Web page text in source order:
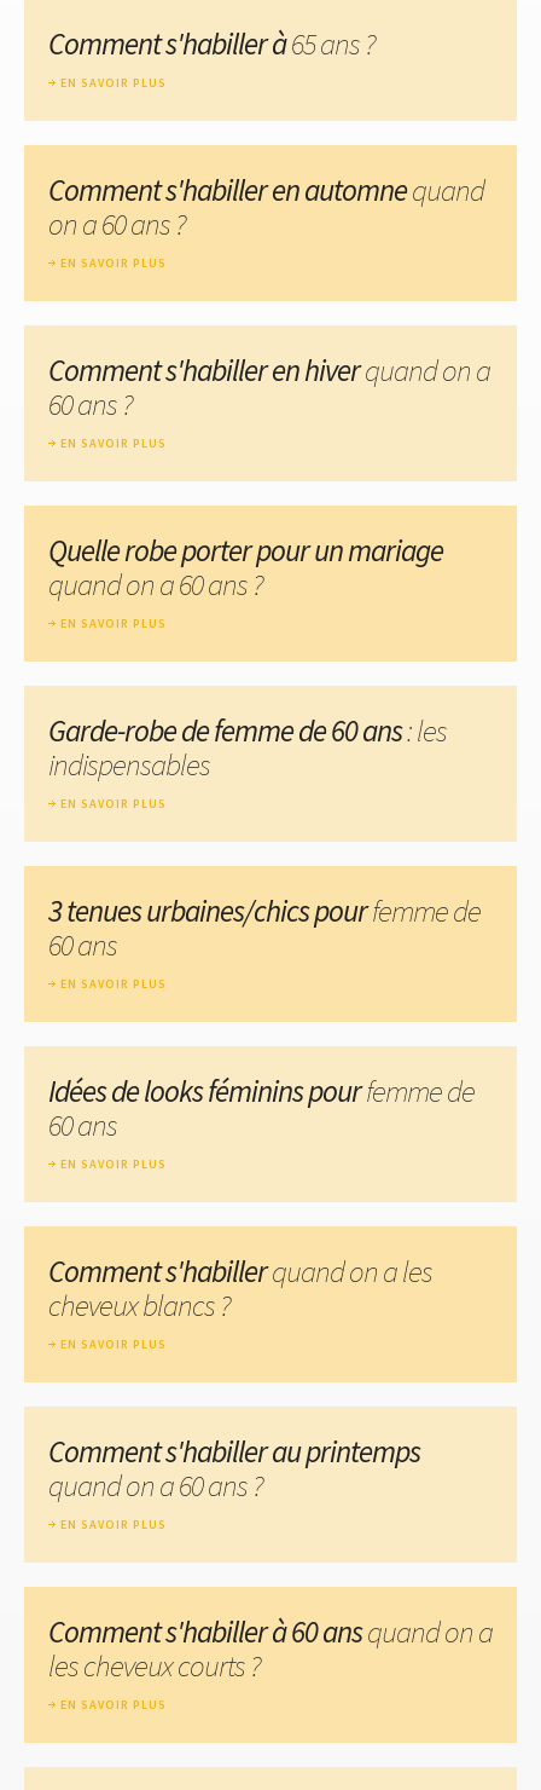
Comment s'habiller à65 ans ?
EN SAVOIR PLUS
Comment s'habiller en automnequand
on a 60 ans ?
EN SAVOIR PLUS
Comment s'habiller en hiverquand on a
60 ans ?
EN SAVOIR PLUS
Quelle robe porter pour un mariage
quand on a 60 ans ?
EN SAVOIR PLUS
Garde-robe de femme de 60 ans: les
indispensables
EN SAVOIR PLUS
3 tenues urbaines/chics pourfemme de
60 ans
EN SAVOIR PLUS
Idées de looks féminins pourfemme de
60 ans
EN SAVOIR PLUS
Comment s'habillerquand on a les
cheveux blancs ?
EN SAVOIR PLUS
Comment s'habiller au printemps
quand on a 60 ans ?
EN SAVOIR PLUS
Comment s'habiller à 60 ansquand on a
les cheveux courts ?
EN SAVOIR PLUS